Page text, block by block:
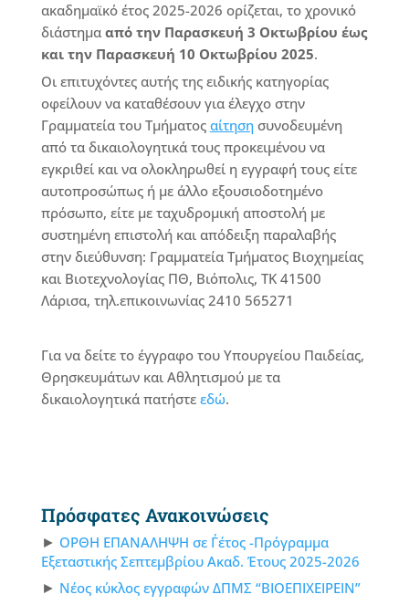
ακαδημαϊκό έτος 2025-2026 ορίζεται, το χρονικό
διάστημα από την Παρασκευή 3 Οκτωβρίου έως
και την Παρασκευή 10 Οκτωβρίου 2025.
Οι επιτυχόντες αυτής της ειδικής κατηγορίας
οφείλουν να καταθέσουν για έλεγχο στην
Γραμματεία του Τμήματος αίτησησυνοδευμένη
από τα δικαιολογητικά τους προκειμένου να
εγκριθεί και να ολοκληρωθεί η εγγραφή τους είτε
αυτοπροσώπως ή με άλλο εξουσιοδοτημένο
πρόσωπο, είτε με ταχυδρομική αποστολή με
συστημένη επιστολή και απόδειξη παραλαβής
στην διεύθυνση: Γραμματεία Τμήματος Βιοχημείας
και Βιοτεχνολογίας ΠΘ, Βιόπολις, ΤΚ 41500
Λάρισα, τηλ.επικοινωνίας 2410 565271
Για να δείτε το έγγραφο του Υπουργείου Παιδείας,
Θρησκευμάτων και Αθλητισμού με τα
δικαιολογητικά πατήστε εδώ.
Πρόσφατες Ανακοινώσεις
ΟΡΘΗ ΕΠΑΝΑΛΗΨΗ σε Γ΄έτος -Πρόγραμμα
Εξεταστικής Σεπτεμβρίου Ακαδ. Έτους 2025-2026
Νέος κύκλος εγγραφών ΔΠΜΣ “ΒΙΟΕΠΙΧΕΙΡΕΙΝ”